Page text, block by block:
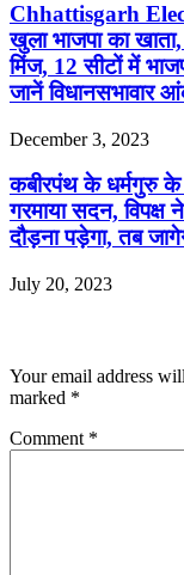
Chhattisgarh
खुला भाजपा का
मिंज, 12 सीटों में
जानें
December 3, 2023
कबीरपंथ के धर्मगुरु के
गरमाया सदन, विपक्ष
दौड़ना पड़ेगा, तब
July 20, 2023
Your email address
marked *
Comment *